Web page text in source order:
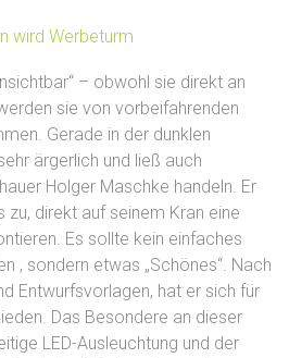
– obwohl sie direkt an
sie von vorbeifahrenden
Gerade in der dunklen
ärgerlich und ließ auch
Holger Maschke handeln. Er
direkt auf seinem Kran eine
Es sollte kein einfaches
, sondern etwas „Schönes“. Nach
Entwurfsvorlagen, hat er sich für
Das Besondere an dieser
LED-Ausleuchtung und der